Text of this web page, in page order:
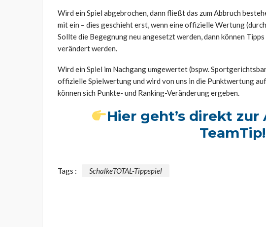
Wird ein Spiel abgebrochen, dann fließt das zum Abbruch
mit ein – dies geschieht erst, wenn eine offizielle Wertung
Sollte die Begegnung neu angesetzt werden, dann können
verändert werden.
Wird ein Spiel im Nachgang umgewertet (bspw.
offizielle Spielwertung und wird von uns in die Punktwertung
können sich Punkte- und Ranking-Veränderung ergeben.
Hier geht’s direkt
TeamTip!
Tags : SchalkeTOTAL-Tippspiel